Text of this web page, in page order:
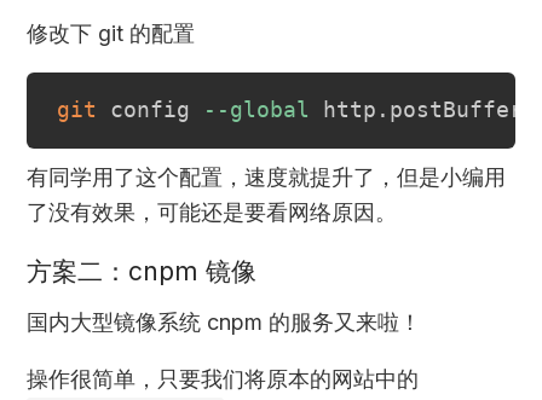
修改下 git 的配置
git config --global http.postBuffer
有同学用了这个配置，速度就提升了，但是小编用
了没有效果，可能还是要看网络原因。
方案二：cnpm 镜像
国内大型镜像系统 cnpm 的服务又来啦！
操作很简单，只要我们将原本的网站中的